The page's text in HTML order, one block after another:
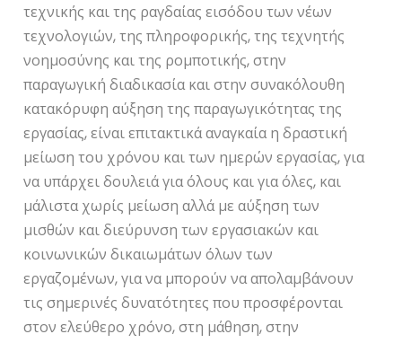
τεχνικής και της ραγδαίας εισόδου των νέων
τεχνολογιών, της πληροφορικής, της τεχνητής
νοημοσύνης και της ρομποτικής, στην
παραγωγική διαδικασία και στην συνακόλουθη
κατακόρυφη αύξηση της παραγωγικότητας της
εργασίας, είναι επιτακτικά αναγκαία η δραστική
μείωση του χρόνου και των ημερών εργασίας, για
να υπάρχει δουλειά για όλους και για όλες, και
μάλιστα χωρίς μείωση αλλά με αύξηση των
μισθών και διεύρυνση των εργασιακών και
κοινωνικών δικαιωμάτων όλων των
εργαζομένων, για να μπορούν να απολαμβάνουν
τις σημερινές δυνατότητες που προσφέρονται
στον ελεύθερο χρόνο, στη μάθηση, στην